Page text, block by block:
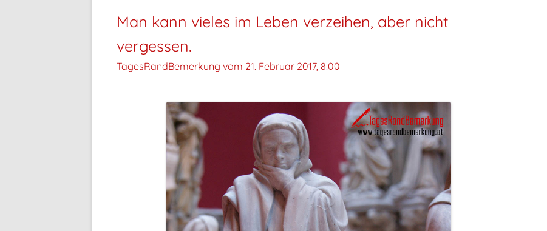
Man kann vieles im Leben verzeihen, aber nicht
vergessen.
TagesRandBemerkung vom 21. Februar 2017, 8:00